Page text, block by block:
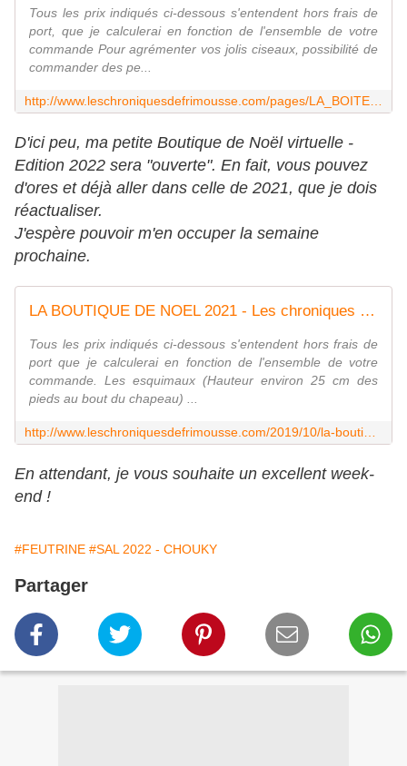
Tous les prix indiqués ci-dessous s'entendent hors frais de
port, que je calculerai en fonction de l'ensemble de votre
commande Pour agrémenter vos jolis ciseaux, possibilité de
commander des pe...
D'ici peu, ma petite Boutique de Noël virtuelle -
Edition 2022 sera "ouverte". En fait, vous pouvez
d'ores et déjà aller dans celle de 2021, que je dois
réactualiser.
J'espère pouvoir m'en occuper la semaine
prochaine.
LA BOUTIQUE DE NOEL 2021 - Les chroniques de Frimousse
Tous les prix indiqués ci-dessous s'entendent hors frais de
port que je calculerai en fonction de l'ensemble de votre
commande. Les esquimaux (Hauteur environ 25 cm des
pieds au bout du chapeau) ...
En attendant, je vous souhaite un excellent week-
end !
#FEUTRINE #SAL 2022 - CHOUKY
Partager